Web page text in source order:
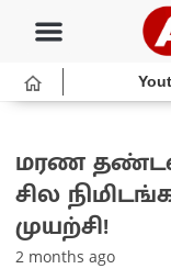
மரண
சில
முயற்சி!
2 months ago